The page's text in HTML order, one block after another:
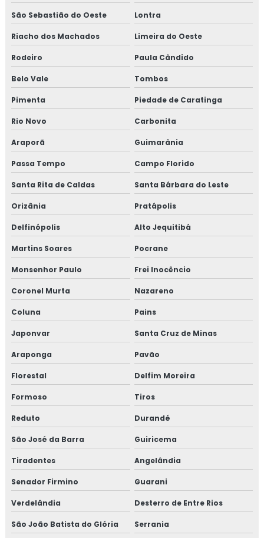
São Sebastião do Oeste Lontra
Riacho dos Machados Limeira do Oeste
Rodeiro Paula Cândido
Belo Vale Tombos
Pimenta Piedade de Caratinga
Rio Novo Carbonita
Araporã Guimarânia
Passa Tempo Campo Florido
Santa Rita de Caldas Santa Bárbara do Leste
Orizânia Pratápolis
Delfinópolis Alto Jequitibá
Martins Soares Pocrane
Monsenhor Paulo Frei Inocêncio
Coronel Murta Nazareno
Coluna Pains
Japonvar Santa Cruz de Minas
Araponga Pavão
Florestal Delfim Moreira
Formoso Tiros
Reduto Durandé
São José da Barra Guiricema
Tiradentes Angelândia
Senador Firmino Guarani
Verdelândia Desterro de Entre Rios
São João Batista do Glória Serrania